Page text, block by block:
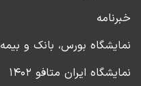
خبرنامه
نمایشگاه بورس، بانک و بیمه
نمایشگاه ایران متافو ۱۴۰۲